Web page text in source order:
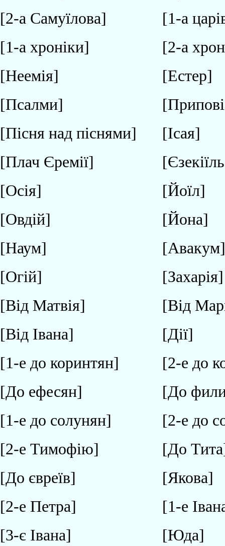
[2-а Самуїлова]
[1-а
[1-а хроніки]
[2-а
[Неемія]
[Естер]
[Псалми]
[Пісня над піснями]
[Ісая]
[Плач Єремії]
[Осія]
[Йоїл]
[Овдій]
[Йона]
[Наум]
[Огій]
[Захарія]
[Від Матвія]
[Від
[Від Івана]
[Дії]
[1-е до коринтян]
[2-е до
[До ефесян]
[До
[1-е до солунян]
[2-е до
[2-е Тимофію]
[До
[До євреїв]
[Якова]
[2-е Петра]
[1-е
[3-є Івана]
[Юда]